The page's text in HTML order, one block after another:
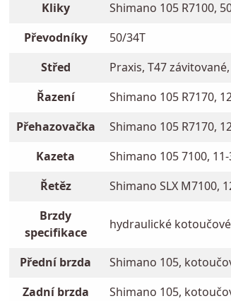
Kliky
Shimano 105 R7100,
Převodníky
50/34T
Střed
Praxis, T47
Řazení
Shimano 105 R7170,
Přehazovačka
Shimano 105 R7170,
Kazeta
Shimano 105 7100,
Řetěz
Shimano SLX M7100,
Brzdy
specifikace
hydraulické kotoučové
Přední brzda
Shimano 105,
Zadní brzda
Shimano 105,